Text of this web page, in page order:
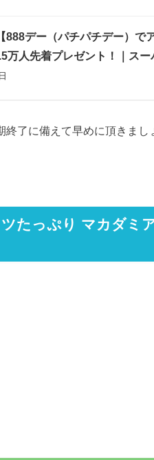
【888デー（パチパチデー）
万人先着プレゼント！｜ス
了に備えて早めに頂きまし
たっぷり マカダミ